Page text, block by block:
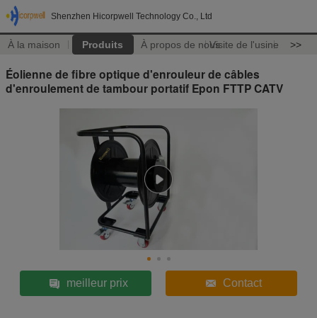
Shenzhen Hicorpwell Technology Co., Ltd
À la maison Produits À propos de nousVisite de l'usine >>
Éolienne de fibre optique d'enrouleur de câbles
d'enroulement de tambour portatif Epon FTTP CATV
meilleur prix Contact